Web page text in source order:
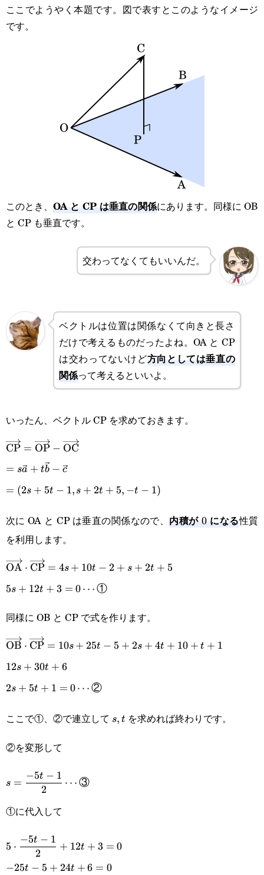
ここでようやく本題です。図で表すとこのようなイメージ
です。
このとき、OA と CP は垂直の関係にあります。同様に OB
と CP も垂直です。
交わってなくてもいいんだ。
ベクトルは位置は関係なくて向きと長さ
だけで考えるものだったよね。OA と CP
は交わってないけど方向としては垂直の
関係って考えるといいよ。
いったん、ベクトル CP を求めておきます。
\overrightarrow{\text{OC}}
CP = OP − OC
=s\vec{a}+t\vec{b}-
\vec{c}
= sa + tb − c
=(2s+5t-
= (2s + 5t − 1, s + 2t + 5, −t − 1)
次に OA と CP は垂直の関係なので、 内積が 0
0になる性質
を利用します。
2+s+2t+5
OA ⋅ CP = 4s + 10t − 2 + s + 2t + 5
5s+12t+3=0\cdots\text{①}
5s + 12t + 3 = 0⋯ ①
同様に OB と CP で式を作ります。
5+2s+4t+10+t+1
OB ⋅ CP = 10s + 25t − 5 + 2s + 4t + 10 + t + 1
12s+30t+6
12s + 30t + 6
2s+5t+1=0\cdots\text{②}
2s + 5t + 1 = 0⋯ ②
ここで①、②で連立して s,
s, t を求めれば終わりです。
②を変形して
\displaystyle
s=\frac{-5t-1}
{2}\cdots\text{③}
s =
2
−5t − 1
⋯③
①に代入して
\displaystyle
5\cdot\frac{-5t-
5 ⋅
2
−5t − 1
+ 12t + 3 = 0
-25t-
−25t − 5 + 24t + 6 = 0